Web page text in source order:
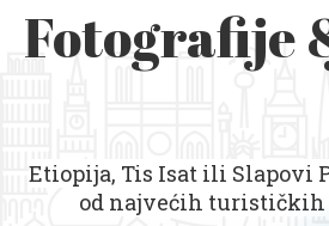
Fotografije
Etiopija, Tis Isat ili Slapovi
od najvećih